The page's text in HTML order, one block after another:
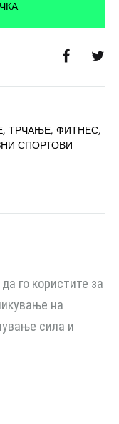
, ТРЧАЊЕ, ФИТНЕС,
СПОРТОВИ
го користите за
на
сила и